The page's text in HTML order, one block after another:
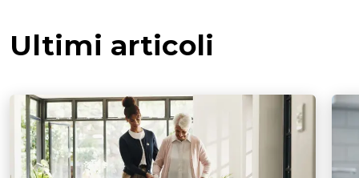
Ultimi articoli